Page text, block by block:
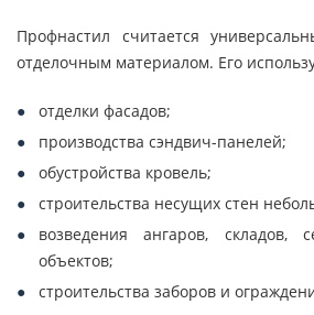
Профнастил считается
отделочным материалом. Его
отделки фасадов;
производства сэндвич-панелей;
обустройства кровель;
строительства несущих стен
возведения ангаров, складов,
объектов;
строительства заборов и